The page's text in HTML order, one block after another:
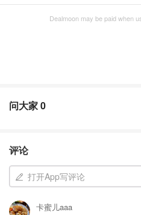
Dealmoon may be paid when
问大家0
评论
打开App写评论
卡蜜儿aaa